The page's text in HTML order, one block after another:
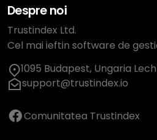
Despre noi
Trustindex Ltd.
Cel mai ieftin software de
1095 Budapest, Ungaria
support@trustindex.io
Comunitatea Trustindex